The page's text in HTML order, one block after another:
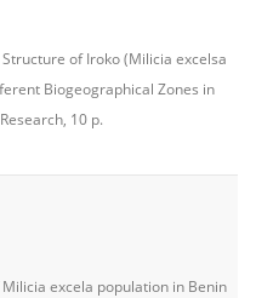
of Iroko (Milicia excelsa
Biogeographical Zones in
10 p.
excela population in Benin